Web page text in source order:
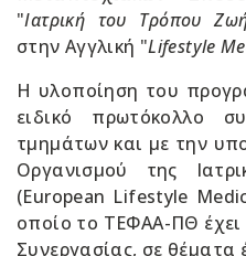
"Ιατρική του Τρόπου
στην Αγγλική "Lifestyle
Η υλοποίηση του
ειδικό πρωτόκολλο
τμημάτων και με την
Οργανισμού της
(European Lifestyle
οποίο το ΤΕΦΑΑ-ΠΘ έχει
Συνεργασίας, σε θέματα